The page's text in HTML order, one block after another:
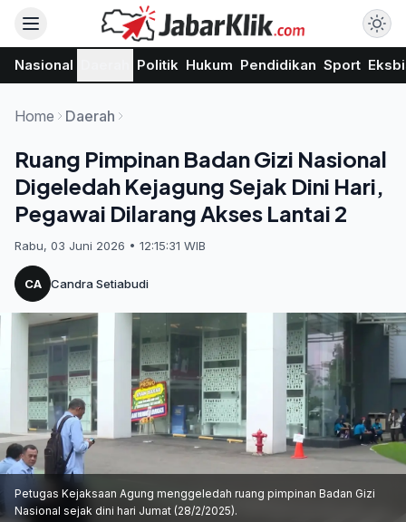
Nasional Politik Hukum Pendidikan Sport
Home Daerah
Ruang Pimpinan Badan Gizi Nasional
Digeledah Kejagung Sejak Dini Hari,
Pegawai Dilarang Akses Lantai 2
Rabu, 03 Juni 2026 • 12:15:31 WIB
CA Candra Setiabudi
Petugas Kejaksaan Agung menggeledah ruang pimpinan Badan Gizi
Nasional sejak dini hari Jumat (28/2/2025).